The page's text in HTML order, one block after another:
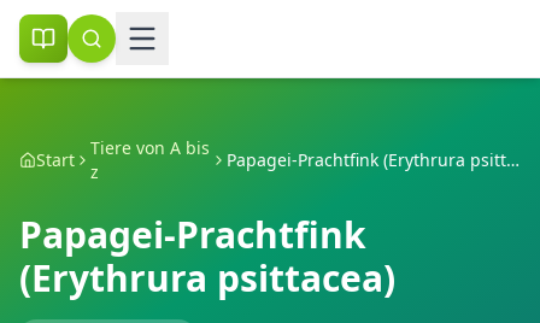
Start
Tiere von A bis
z
Papagei-Prachtfink (Erythrura psittacea)
Papagei-Prachtfink
(Erythrura psittacea)